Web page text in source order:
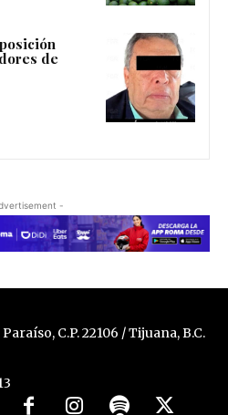
de
-
C.P. 22106 / Tijuana, B.C.